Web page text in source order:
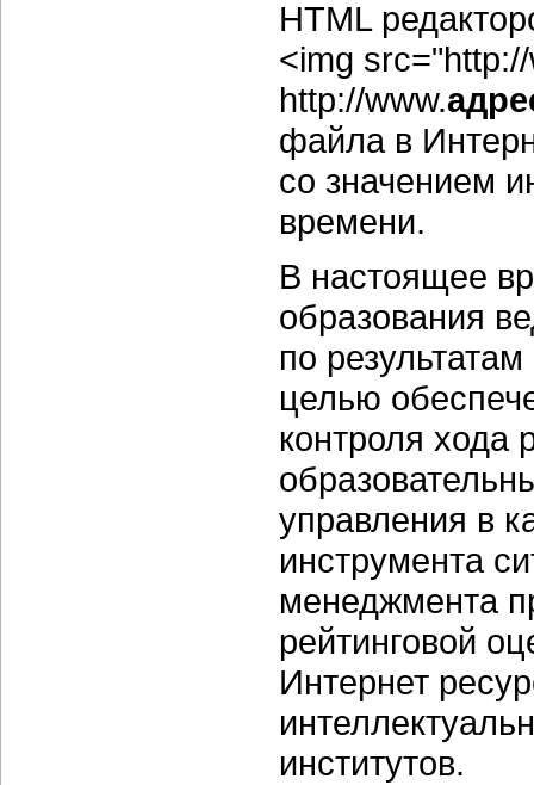
HTML
<img
http://www.
файла в
со значением
времени.
В настоящее
образования
по
целью
контроля хода
управления в
инструмента
менеджмента
рейтинговой
Интернет
институтов.